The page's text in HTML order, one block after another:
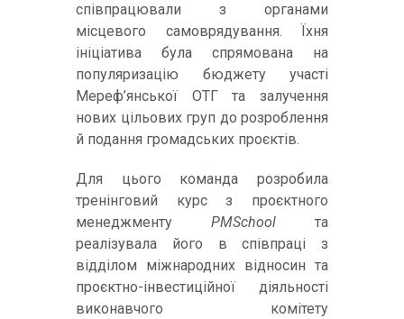
співпрацювали з органами
місцевого самоврядування. Їхня
ініціатива була спрямована на
популяризацію бюджету участі
Мереф’янської ОТГ та залучення
нових цільових груп до розроблення
й подання громадських проєктів.
Для цього команда розробила
тренінговий курс з проєктного
менеджменту PMSchool та
реалізувала його в співпраці з
відділом міжнародних відносин та
проєктно-інвестиційної діяльності
виконавчого комітету